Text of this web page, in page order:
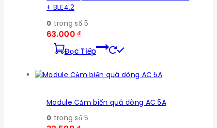
+ BLE4.2
0 trong số 5
63.000 ₫
Đọc Tiếp
Module Cảm biến quá dòng AC 5A
0 trong số 5